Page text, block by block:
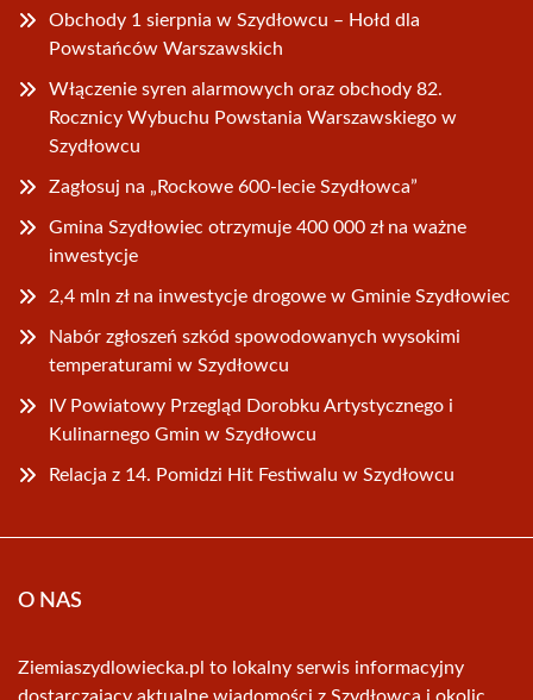
Obchody 1 sierpnia w Szydłowcu – Hołd dla
Powstańców Warszawskich
Włączenie syren alarmowych oraz obchody 82.
Rocznicy Wybuchu Powstania Warszawskiego w
Szydłowcu
Zagłosuj na „Rockowe 600-lecie Szydłowca”
Gmina Szydłowiec otrzymuje 400 000 zł na ważne
inwestycje
2,4 mln zł na inwestycje drogowe w Gminie Szydłowiec
Nabór zgłoszeń szkód spowodowanych wysokimi
temperaturami w Szydłowcu
IV Powiatowy Przegląd Dorobku Artystycznego i
Kulinarnego Gmin w Szydłowcu
Relacja z 14. Pomidzi Hit Festiwalu w Szydłowcu
O NAS
Ziemiaszydlowiecka.pl to lokalny serwis informacyjny